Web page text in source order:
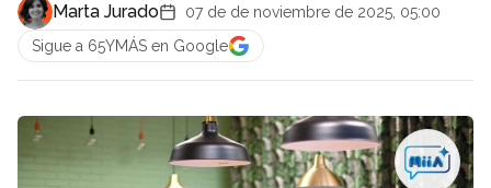
Marta Jurado
07 de de noviembre de 2025, 05:00
Sigue a 65YMÁS en Google